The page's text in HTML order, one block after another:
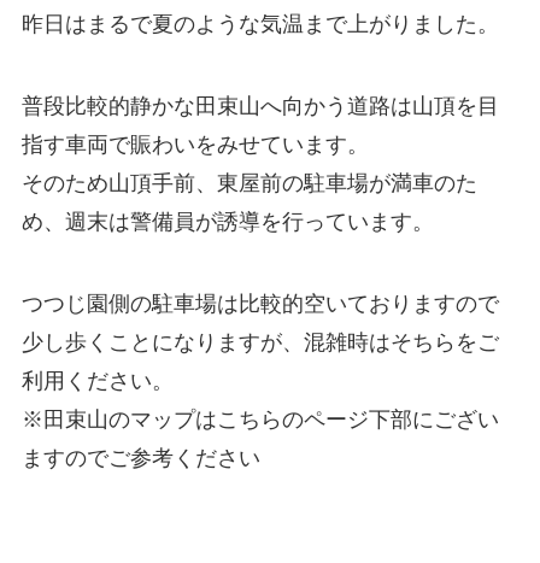
昨日はまるで夏のような気温まで上がりました。
普段比較的静かな田束山へ向かう道路は山頂を目
指す車両で賑わいをみせています。
そのため山頂手前、東屋前の駐車場が満車のた
め、週末は警備員が誘導を行っています。
つつじ園側の駐車場は比較的空いておりますので
少し歩くことになりますが、混雑時はそちらをご
利用ください。
※田束山のマップはこちらのページ下部にござい
ますのでご参考ください